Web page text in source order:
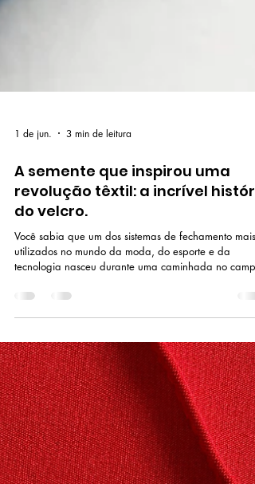
1 de jun. 3 min de leitura
A semente que inspirou uma
revolução têxtil: a incrível
do velcro.
Você sabia que um dos sistemas de fechamento mais
utilizados no mundo da moda, do esporte e da
tecnologia nasceu durante uma caminhada no
Presente em roupas infantis, calçados, equipamentos
esportivos, acessórios e até aplicações aeroespaciais,
velcro é um exemplo fascinante de como a natureza
pode inspirar soluções inovadoras para a indústria
têxtil. Foto: Velcro / Reprodução Uma caminhada que
mudou a história Tudo começou em 1941, quando o
engenheiro suíço George d